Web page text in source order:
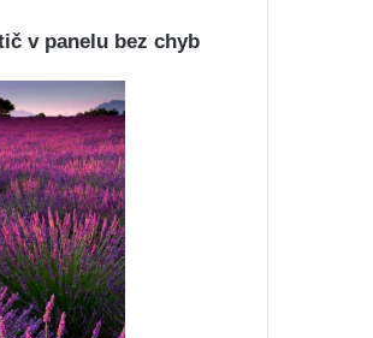
v panelu bez chyb